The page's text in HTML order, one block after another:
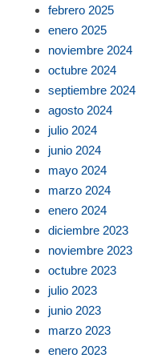
febrero 2025
enero 2025
noviembre 2024
octubre 2024
septiembre 2024
agosto 2024
julio 2024
junio 2024
mayo 2024
marzo 2024
enero 2024
diciembre 2023
noviembre 2023
octubre 2023
julio 2023
junio 2023
marzo 2023
enero 2023